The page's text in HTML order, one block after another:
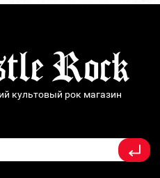
культовый рок магазин